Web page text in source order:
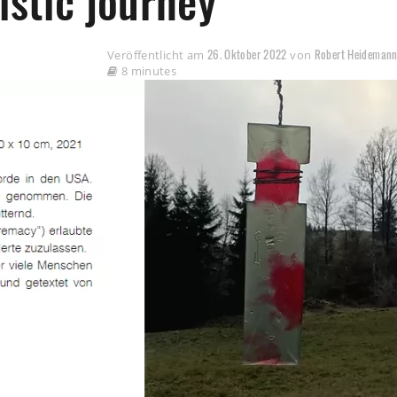
Veröffentlicht am 26. Oktober 2022 von Robert Heidemann
8 minutes